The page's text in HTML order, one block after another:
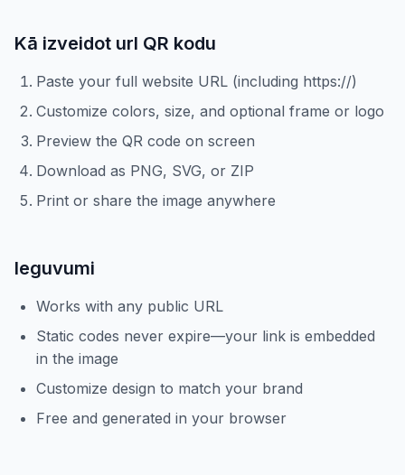
Kā izveidot url QR kodu
Paste your full website URL (including https://)
Customize colors, size, and optional frame or logo
Preview the QR code on screen
Download as PNG, SVG, or ZIP
Print or share the image anywhere
Ieguvumi
Works with any public URL
Static codes never expire—your link is embedded
in the image
Customize design to match your brand
Free and generated in your browser